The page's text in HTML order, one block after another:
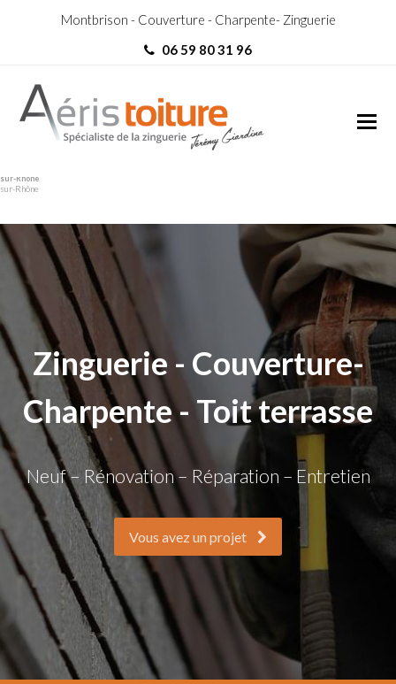
Montbrison - Couverture - Charpente- Zinguerie
06 59 80 31 96
sur-Rhône
sur-Rhône
Zinguerie - Couverture-
Charpente - Toit terrasse
Neuf – Rénovation – Réparation – Entretien
Vous avez un projet